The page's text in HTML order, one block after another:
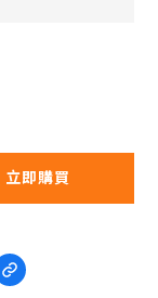
立即購買